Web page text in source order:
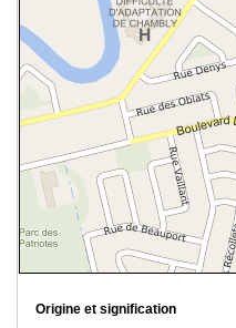
Origine et signification